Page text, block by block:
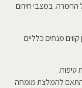
החמרה. במצבי חירום
מנחים כלליים
בהתאם להמלצת מומחה.